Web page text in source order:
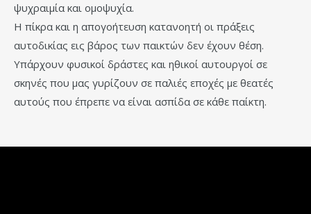
ψυχραιμία και ομοψυχία.
Η πίκρα και η απογοήτευση κατανοητή οι πράξεις
αυτοδικίας εις βάρος των παικτών δεν έχουν θέση.
Υπάρχουν φυσικοί δράστες και ηθικοί αυτουργοί σε
σκηνές που μας γυρίζουν σε παλιές εποχές με θεατές
αυτούς που έπρεπε να είναι ασπίδα σε κάθε παίκτη.